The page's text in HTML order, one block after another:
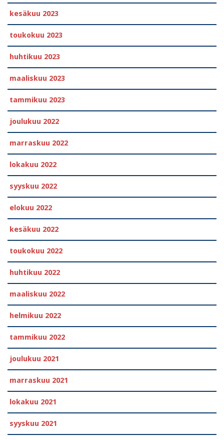
kesäkuu 2023
toukokuu 2023
huhtikuu 2023
maaliskuu 2023
tammikuu 2023
joulukuu 2022
marraskuu 2022
lokakuu 2022
syyskuu 2022
elokuu 2022
kesäkuu 2022
toukokuu 2022
huhtikuu 2022
maaliskuu 2022
helmikuu 2022
tammikuu 2022
joulukuu 2021
marraskuu 2021
lokakuu 2021
syyskuu 2021